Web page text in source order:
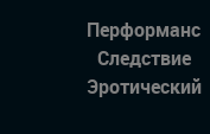
Перформанс
Следствие
Эротический